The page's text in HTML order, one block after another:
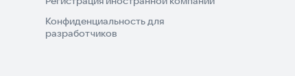
Конфиденциальность для
разработчиков